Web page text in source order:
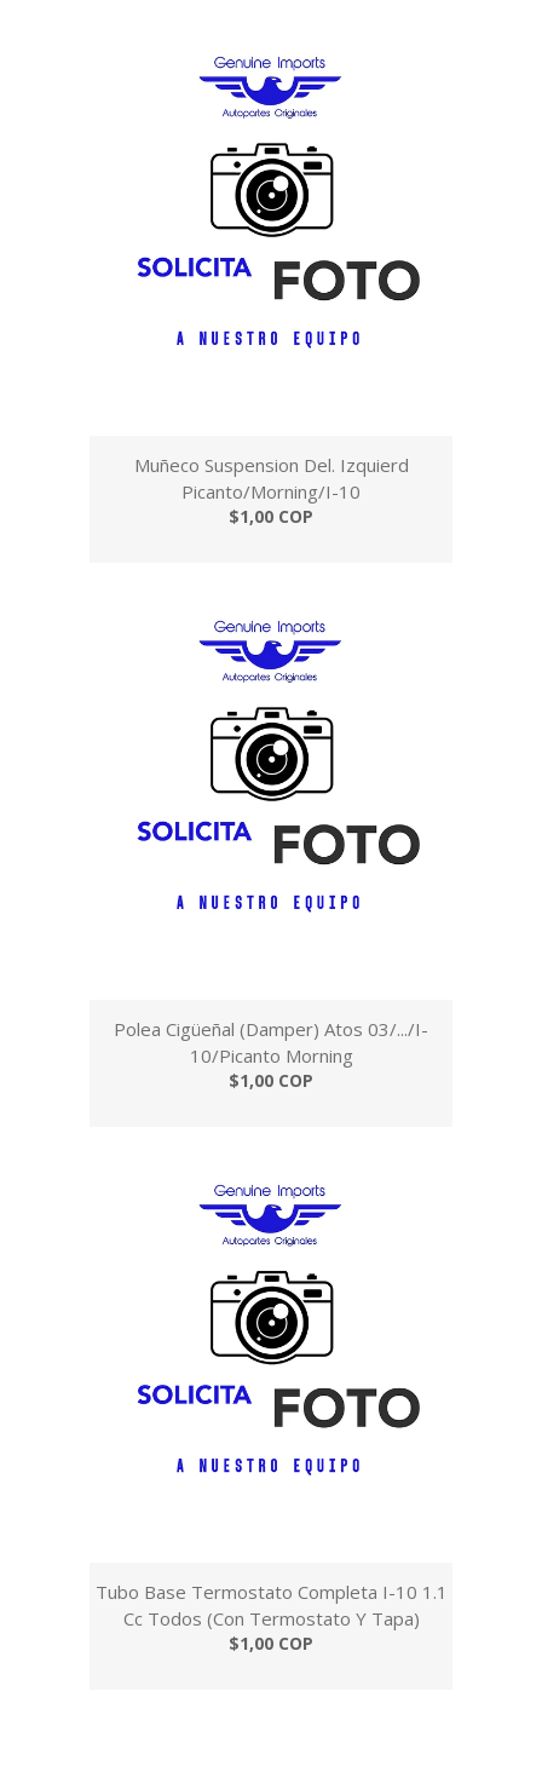
Muñeco Suspension Del. Izquierd
Picanto/Morning/I-10
$1,00 COP
Polea Cigüeñal (Damper) Atos 03/.../I-
10/Picanto Morning
$1,00 COP
Tubo Base Termostato Completa I-10 1.1
Cc Todos (Con Termostato Y Tapa)
$1,00 COP